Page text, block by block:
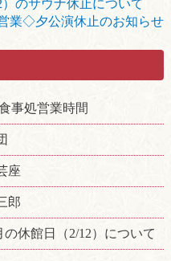
のサウナ休止について
業◇夕公演休止のお知らせ
事処営業時間
座
郎
休館日（2/12）について